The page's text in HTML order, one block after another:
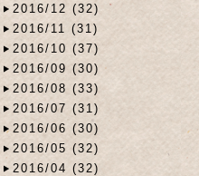
2016/12 (32)
2016/11 (31)
2016/10 (37)
2016/09 (30)
2016/08 (33)
2016/07 (31)
2016/06 (30)
2016/05 (32)
2016/04 (32)